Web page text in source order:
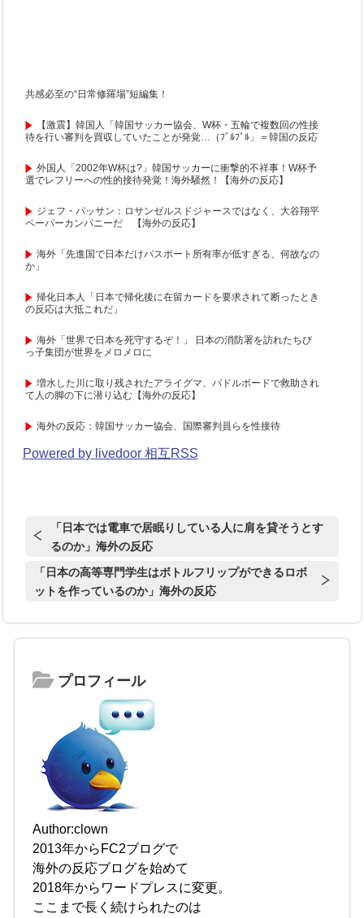
共感必至の“日常修羅場”短編集！
【激震】韓国人「韓国サッカー協会、W杯・五輪で複数回の性接
待を行い審判を買収していたことが発覚…（ﾌﾞﾙﾌﾞﾙ」＝韓国の反応
外国人「2002年W杯は?」韓国サッカーに衝撃的不祥事！W杯予
選でレフリーへの性的接待発覚！海外騒然！【海外の反応】
ジェフ・パッサン：ロサンゼルスドジャースではなく、大谷翔平
ペーパーカンパニーだ 【海外の反応】
海外「先進国で日本だけパスポート所有率が低すぎる、何故なの
か」
帰化日本人「日本で帰化後に在留カードを要求されて断ったとき
の反応は大抵これだ」
海外「世界で日本を死守するぞ！」 日本の消防署を訪れたちび
っ子集団が世界をメロメロに
増水した川に取り残されたアライグマ、パドルボードで救助され
て人の脚の下に潜り込む【海外の反応】
海外の反応：韓国サッカー協会、国際審判員らを性接待
Powered by livedoor 相互RSS
「日本では電車で居眠りしている人に肩を貸そうとす
るのか」海外の反応
「日本の高等専門学生はボトルフリップができるロボ
ットを作っているのか」海外の反応
プロフィール
Author:clown
2013年からFC2ブログで
海外の反応ブログを始めて
2018年からワードプレスに変更。
ここまで長く続けられたのは